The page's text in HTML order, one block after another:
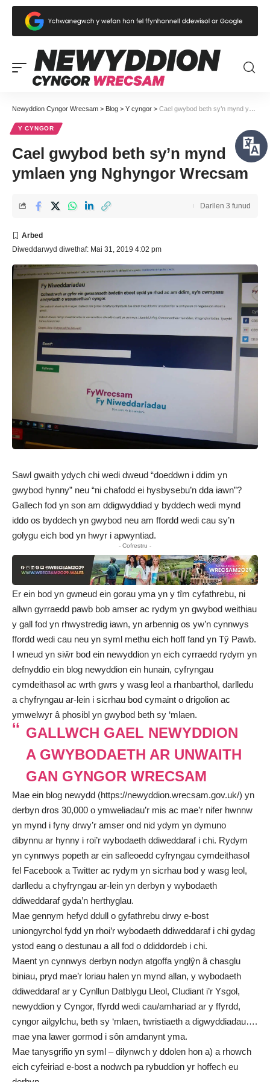
Newyddion Cyngor Wrecsam > Blog > Y cyngor > Cael gwybod beth sy’n mynd ymlaen yng Nghyngor Wrecsam
Y CYNGOR
Cael gwybod beth sy’n mynd
ymlaen yng Nghyngor Wrecsam
Diweddarwyd diwethaf: Mai 31, 2019 4:02 pm
Darllen 3 funud
Sawl gwaith ydych chi wedi dweud “doeddwn i ddim yn
gwybod hynny” neu “ni chafodd ei hysbysebu’n dda iawn”?
Gallech fod yn son am ddigwyddiad y byddech wedi mynd
iddo os byddech yn gwybod neu am ffordd wedi cau sy’n
golygu eich bod yn hwyr i apwyntiad.
- Cofrestru -
Er ein bod yn gwneud ein gorau yma yn y tîm cyfathrebu, ni
allwn gyrraedd pawb bob amser ac rydym yn gwybod weithiau
y gall fod yn rhwystredig iawn, yn arbennig os yw’n cynnwys
ffordd wedi cau neu yn syml methu eich hoff fand yn Tŷ Pawb.
I wneud yn siŵr bod ein newyddion yn eich cyrraedd rydym yn
defnyddio ein blog newyddion ein hunain, cyfryngau
cymdeithasol ac wrth gwrs y wasg leol a rhanbarthol, darlledu
a chyfryngau ar-lein i sicrhau bod cymaint o drigolion ac
ymwelwyr â phosibl yn gwybod beth sy ‘mlaen.
GALLWCH GAEL NEWYDDION
A GWYBODAETH AR UNWAITH
GAN GYNGOR WRECSAM
Mae ein blog newydd (https://newyddion.wrecsam.gov.uk/) yn
derbyn dros 30,000 o ymweliadau’r mis ac mae’r nifer hwnnw
yn mynd i fyny drwy’r amser ond nid ydym yn dymuno
dibynnu ar hynny i roi’r wybodaeth ddiweddaraf i chi. Rydym
yn cynnwys popeth ar ein safleoedd cyfryngau cymdeithasol
fel Facebook a Twitter ac rydym yn sicrhau bod y wasg leol,
darlledu a chyfryngau ar-lein yn derbyn y wybodaeth
ddiweddaraf gyda’n herthyglau.
Mae gennym hefyd ddull o gyfathrebu drwy e-bost
uniongyrchol fydd yn rhoi’r wybodaeth ddiweddaraf i chi gydag
ystod eang o destunau a all fod o ddiddordeb i chi.
Maent yn cynnwys derbyn nodyn atgoffa ynglŷn â chasglu
biniau, pryd mae’r loriau halen yn mynd allan, y wybodaeth
ddiweddaraf ar y Cynllun Datblygu Lleol, Cludiant i’r Ysgol,
newyddion y Cyngor, ffyrdd wedi cau/amhariad ar y ffyrdd,
cyngor ailgylchu, beth sy ‘mlaen, twristiaeth a digwyddiadau….
mae yna lawer gormod i sôn amdanynt yma.
Mae tanysgrifio yn syml – dilynwch y ddolen hon a) a rhowch
eich cyfeiriad e-bost a nodwch pa rybuddion yr hoffech eu